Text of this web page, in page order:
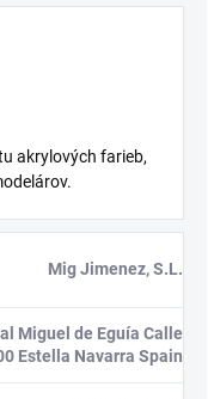
akrylových farieb,
Mig Jimenez, S.L.
Miguel de Eguía Calle
Estella Navarra Spain